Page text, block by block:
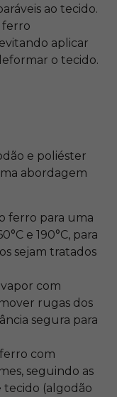
ao tecido.
ferro
aplicar
o tecido.
e poliéster
abordagem
ferro para uma
e 190°C, para
sejam tratados
com
rugas dos
segura para
com
seguindo as
tecido (algodão